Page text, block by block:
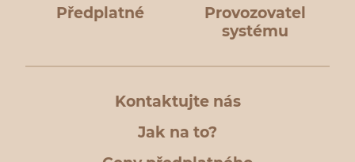
Předplatné
Provozovatel
systému
Kontaktujte nás
Jak na to?